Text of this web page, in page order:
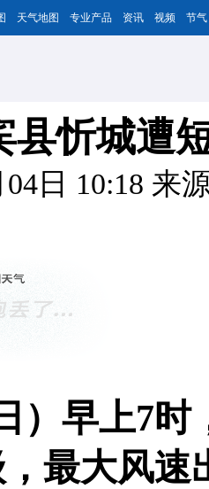
天气地图 专业产品 资讯 视频 节气
县忻城遭
日 10:18 来
）早上7
最大风速